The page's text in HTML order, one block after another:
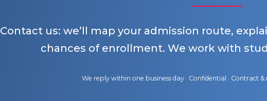
Contact us: we’ll map your admission route,
chances of enrollment. We work with
We reply within one business day · Confidential · Contract